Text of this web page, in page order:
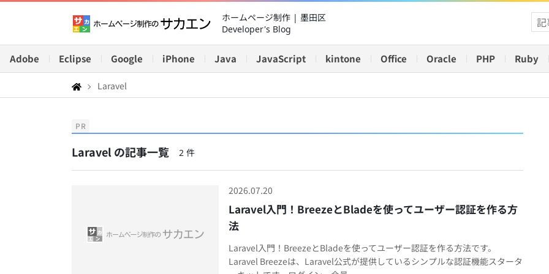
ホームページ制作 | 墨田区
Developer's Blog
Adobe Eclipse Google iPhone Java JavaScript kintone Office Oracle PHP Ruby
Laravel
PR
Laravel の記事一覧 2 件
2026.07.20
Laravel入門！BreezeとBladeを使ってユーザー認証を作る方
法
Laravel入門！BreezeとBladeを使ってユーザー認証を作る方法です。
Laravel Breezeは、Laravel公式が提供しているシンプルな認証機能スタータ